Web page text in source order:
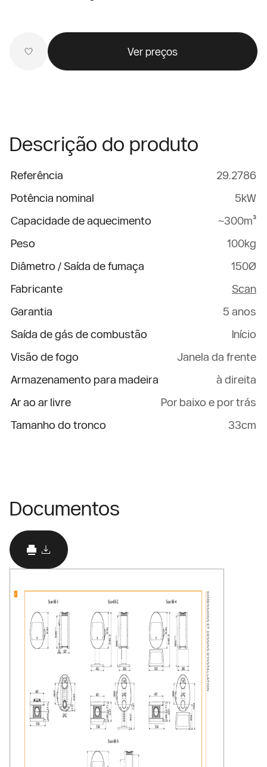
Ver preços
Descrição do produto
Referência
29.2786
Potência nominal
5kW
Capacidade de aquecimento
~300m³
Peso
100kg
Diâmetro / Saída de fumaça
150Ø
Fabricante
Scan
Garantia
5 anos
Saída de gás de combustão
Início
Visão de fogo
Janela da frente
Armazenamento para madeira
à direita
Ar ao ar livre
Por baixo e por trás
Tamanho do tronco
33cm
Documentos